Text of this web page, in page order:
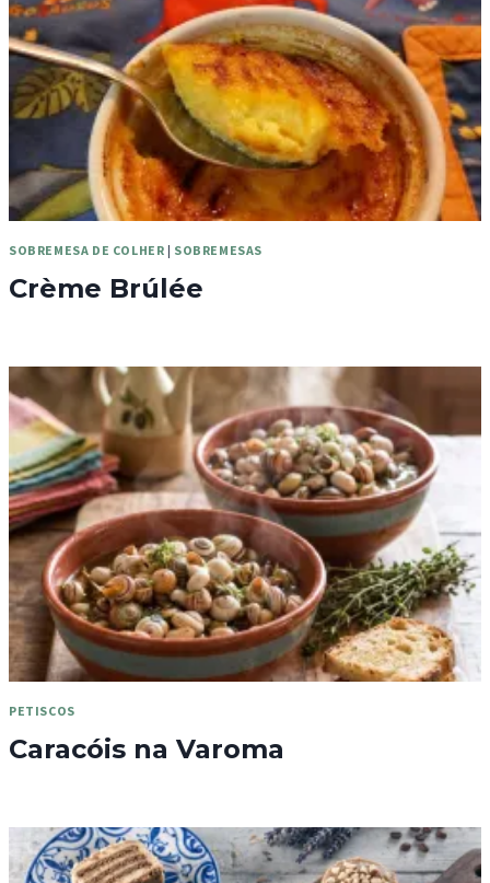
SOBREMESA DE COLHER | SOBREMESAS
Crème Brúlée
PETISCOS
Caracóis na Varoma